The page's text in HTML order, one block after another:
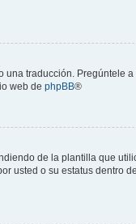
traducción. Pregúntele
web de phpBB®
de la plantilla que
usted o su estatus dentro